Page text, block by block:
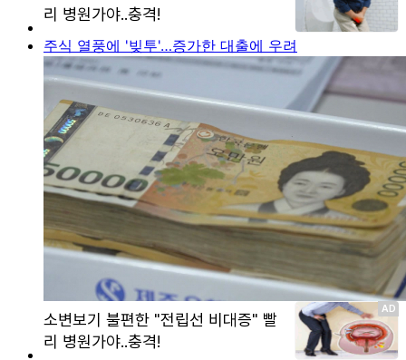
주식 열풍에 '빚투'…증가한 대출에 우려